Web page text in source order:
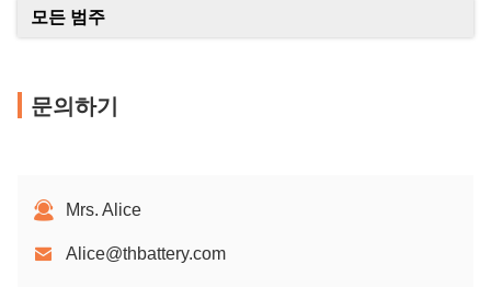
모든 범주
문의하기
Mrs. Alice
Alice@thbattery.com